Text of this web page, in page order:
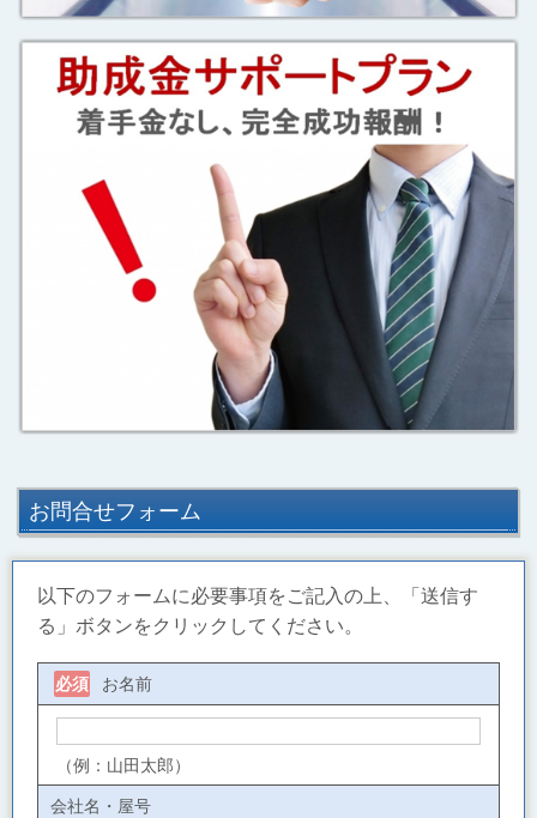
お問合せフォーム
以下のフォームに必要事項をご記入の上、「送信す
る」ボタンをクリックしてください。
お名前
必須
（例：山田太郎）
会社名・屋号